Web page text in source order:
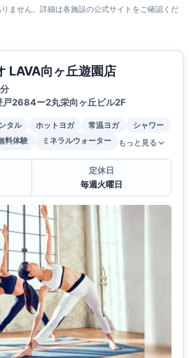
ません。詳細は各施設の公式サイトをご確認くだ
LAVA向ヶ丘遊園店
戸2684ー2丸栄向ヶ丘ビル2F
タル ホットヨガ 常温ヨガ
シャワー
料体験 ミネラルウォーター もっと見る
定休日
毎週火曜日